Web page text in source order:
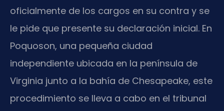
oficialmente de los cargos en su contra y se
le pide que presente su declaración inicial. En
Poquoson, una pequeña ciudad
independiente ubicada en la península de
Virginia junto a la bahía de Chesapeake, este
procedimiento se lleva a cabo en el tribunal